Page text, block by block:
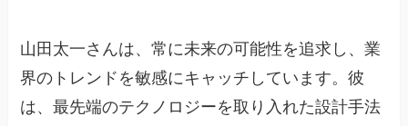
山田太一さんは、常に未来の可能性を追求し、業
界のトレンドを敏感にキャッチしています。彼
は、最先端のテクノロジーを取り入れた設計手法